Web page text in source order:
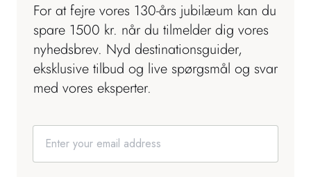
For at fejre vores 130-års jubilæum kan du
spare 1500 kr. når du tilmelder dig vores
nyhedsbrev. Nyd destinationsguider,
eksklusive tilbud og live spørgsmål og svar
med vores eksperter.